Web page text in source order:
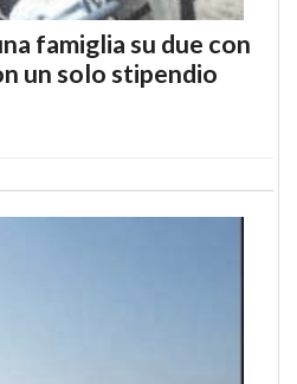
famiglia su due con
un solo stipendio